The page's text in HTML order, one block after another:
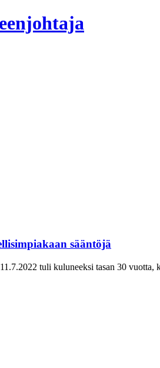
sääntöjä
tuli kuluneeksi tasan 30 vuotta,